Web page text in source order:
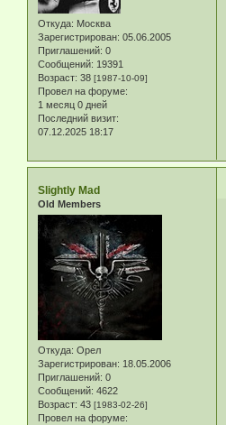
Откуда: Москва
Зарегистрирован: 05.06.2005
Приглашений: 0
Сообщений: 19391
Возраст: 38 [1987-10-09]
Провел на форуме:
1 месяц 0 дней
Последний визит:
07.12.2025 18:17
Slightly Mad
Old Members
Откуда: Орел
Зарегистрирован: 18.05.2006
Приглашений: 0
Сообщений: 4622
Возраст: 43 [1983-02-26]
Провел на форуме: